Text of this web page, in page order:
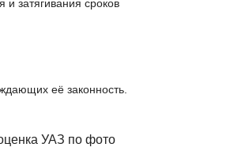
затягивания сроков
её законность.
УАЗ по фото